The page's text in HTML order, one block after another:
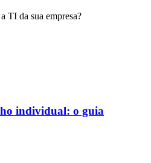
TI da sua empresa?
individual: o guia